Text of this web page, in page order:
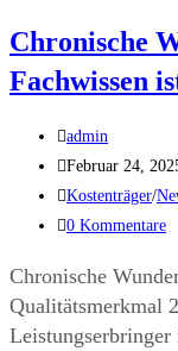
Chronische
Fachwissen
admin
Februar 24,
Kostenträger/
0 Kommentare
Chronische
Qualitätsmerkmal
Leistungserbringer